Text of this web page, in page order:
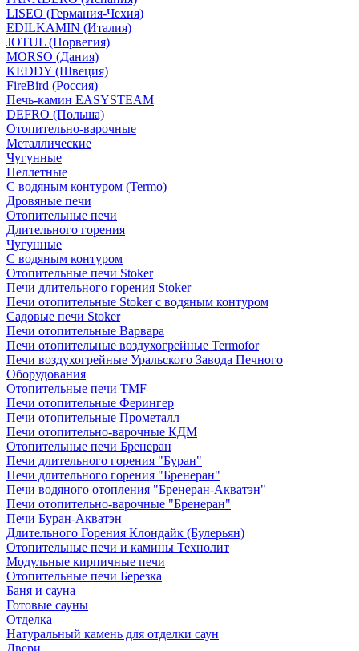
LISEO (Германия-Чехия)
EDILKAMIN (Италия)
JOTUL (Норвегия)
MORSO (Дания)
KEDDY (Швеция)
FireBird (Россия)
Печь-камин EASYSTEAM
DEFRO (Польша)
Отопительно-варочные
Металлические
Чугунные
Пеллетные
С водяным контуром (Termo)
Дровяные печи
Отопительные печи
Длительного горения
Чугунные
C водяным контуром
Отопительные печи Stoker
Печи длительного горения Stoker
Печи отопительные Stoker с водяным контуром
Садовые печи Stoker
Печи отопительные Варвара
Печи отопительные воздухогрейные Termofor
Печи воздухогрейные Уральского Завода Печного
Оборудования
Отопительные печи TMF
Печи отопительные Ферингер
Печи отопительные Прометалл
Печи отопительно-варочные КДМ
Отопительные печи Бренеран
Печи длительного горения "Буран"
Печи длительного горения "Бренеран"
Печи водяного отопления "Бренеран-Акватэн"
Печи отопительно-варочные "Бренеран"
Печи Буран-Акватэн
Длительного Горения Клондайк (Булерьян)
Отопительные печи и камины Технолит
Модульные кирпичные печи
Отопительные печи Березка
Баня и сауна
Готовые сауны
Отделка
Натуральный камень для отделки саун
Двери